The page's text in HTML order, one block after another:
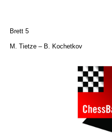
Brett 5
M. Tietze – B. Kochetkov